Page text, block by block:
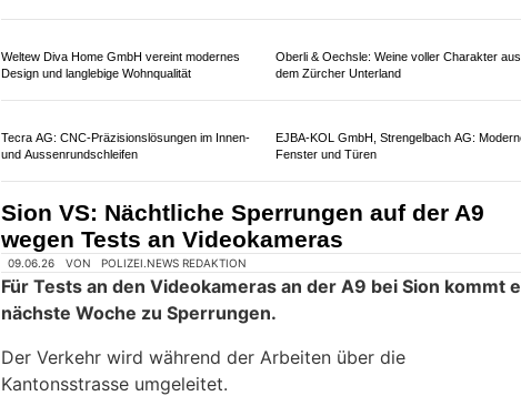
Weiterlesen
Zollgarage Neuhausen GmbH: Ihr Partner für
US-Car Import und Werkstattservice
RKZ Spiez: Kurse zu Evakuation, Alarmierung
und Gefahrenanalyse